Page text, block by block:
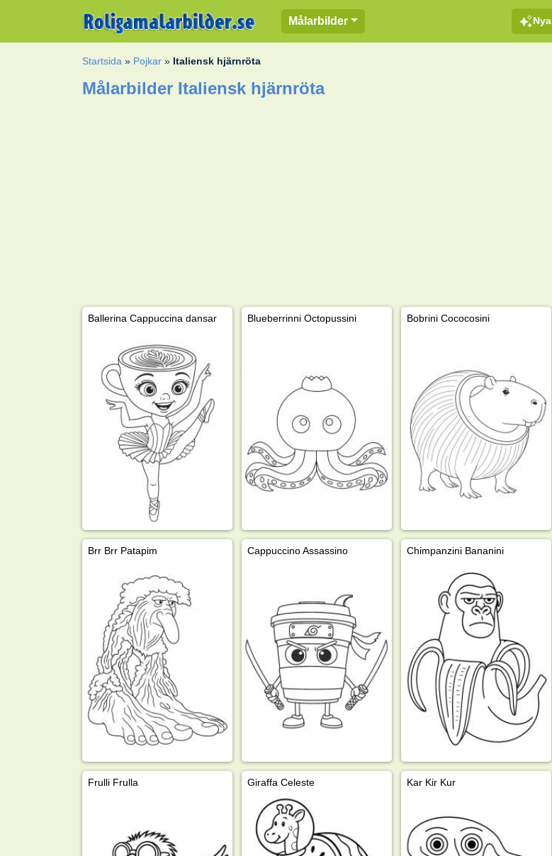
Målarbilder Nya
Startsida » Pojkar » Italiensk hjärnröta
Målarbilder Italiensk hjärnröta
Ballerina Cappuccina dansar Blueberrinni Octopussini Bobrini Cococosini
Brr Brr Patapim Cappuccino Assassino Chimpanzini Bananini
Frulli Frulla Giraffa Celeste Kar Kir Kur